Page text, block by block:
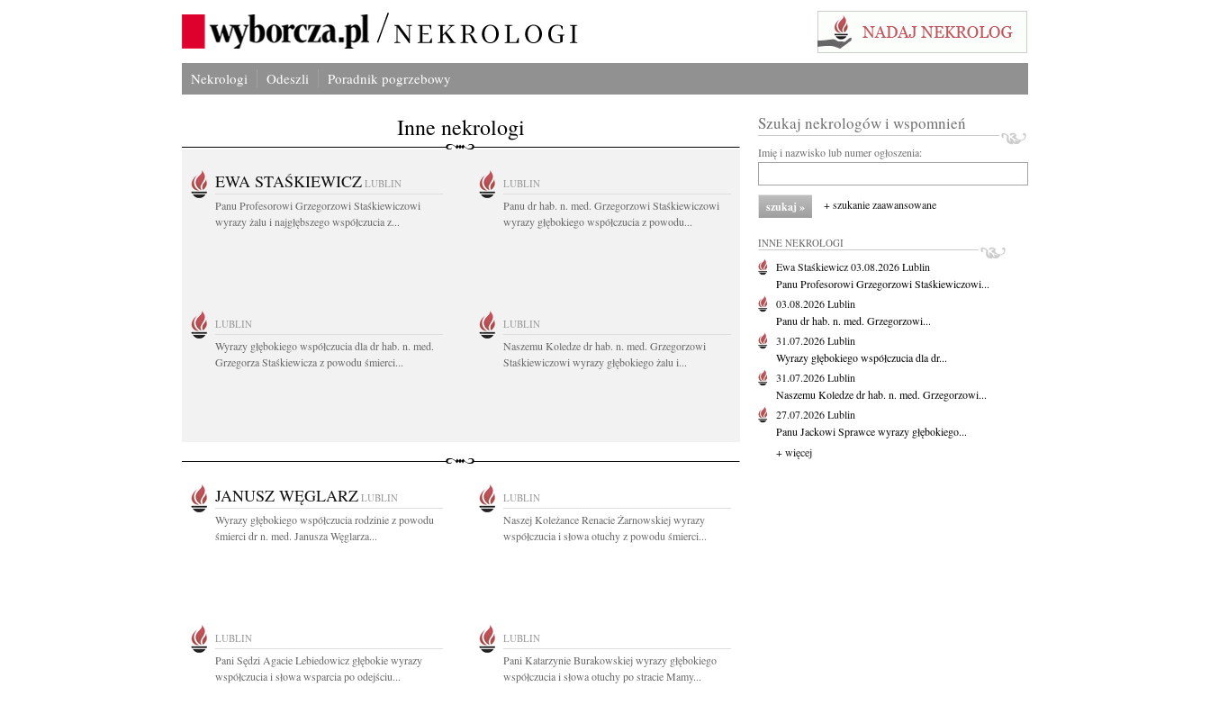
Nekrologi Odeszli Poradnik pogrzebowy
Inne nekrologi
EWA STAŚKIEWICZ LUBLIN
Panu Profesorowi Grzegorzowi Staśkiewiczowi
wyrazy żalu i najgłębszego współczucia z...
LUBLIN
Panu dr hab. n. med. Grzegorzowi Staśkiewiczowi
wyrazy głębokiego współczucia z powodu...
LUBLIN
Wyrazy głębokiego współczucia dla dr hab. n. med.
Grzegorza Staśkiewicza z powodu śmierci...
LUBLIN
Naszemu Koledze dr hab. n. med. Grzegorzowi
Staśkiewiczowi wyrazy głębokiego żalu i...
JANUSZ WĘGLARZ LUBLIN
Wyrazy głębokiego współczucia rodzinie z powodu
śmierci dr n. med. Janusza Węglarza...
LUBLIN
Naszej Koleżance Renacie Żarnowskiej wyrazy
współczucia i słowa otuchy z powodu śmierci...
LUBLIN
Pani Sędzi Agacie Lebiedowicz głębokie wyrazy
współczucia i słowa wsparcia po odejściu...
LUBLIN
Pani Katarzynie Burakowskiej wyrazy głębokiego
współczucia i słowa otuchy po stracie Mamy...
Szukaj nekrologów i wspomnień
Imię i nazwisko lub numer ogłoszenia:
+ szukanie zaawansowane
INNE NEKROLOGI
Ewa Staśkiewicz03.08.2026Lublin
Panu Profesorowi Grzegorzowi Staśkiewiczowi...
03.08.2026Lublin
Panu dr hab. n. med. Grzegorzowi...
31.07.2026Lublin
Wyrazy głębokiego współczucia dla dr...
31.07.2026Lublin
Naszemu Koledze dr hab. n. med. Grzegorzowi...
27.07.2026Lublin
Panu Jackowi Sprawce wyrazy głębokiego...
+ więcej